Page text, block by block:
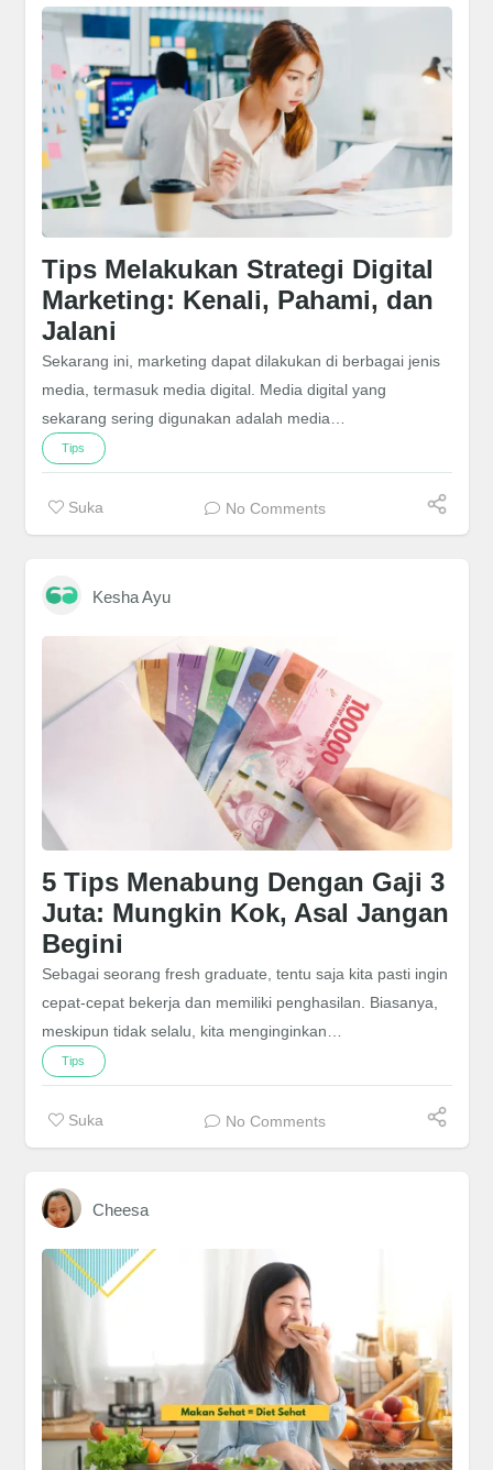
Tips Melakukan Strategi Digital
Marketing: Kenali, Pahami, dan
Jalani
Sekarang ini, marketing dapat dilakukan di berbagai jenis
media, termasuk media digital. Media digital yang
sekarang sering digunakan adalah media…
Tips
Suka No Comments
Kesha Ayu
5 Tips Menabung Dengan Gaji 3
Juta: Mungkin Kok, Asal Jangan
Begini
Sebagai seorang fresh graduate, tentu saja kita pasti ingin
cepat-cepat bekerja dan memiliki penghasilan. Biasanya,
meskipun tidak selalu, kita menginginkan…
Tips
Suka No Comments
Cheesa